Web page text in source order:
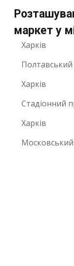
маркет у
Харків
Харків
Стадіонний
Харків